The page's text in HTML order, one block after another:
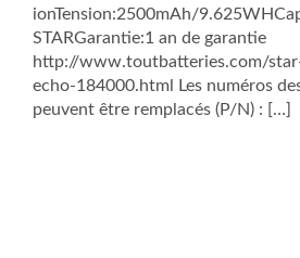
ionTension:2500mAh/
STARGarantie:1 an de garantie
http://www.toutbatteries.com/
echo-184000.html Les numéros
peuvent être remplacés (P/N) : […]